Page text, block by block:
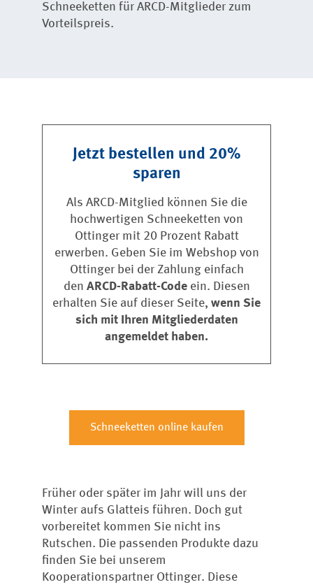
Schneeketten für ARCD-Mitglieder zum
Vorteilspreis.
Jetzt bestellen und 20%
sparen
Als ARCD-Mitglied können Sie die
hochwertigen Schneeketten von
Ottinger mit 20 Prozent Rabatt
erwerben. Geben Sie im Webshop von
Ottinger bei der Zahlung einfach
den ARCD-Rabatt-Codeein. Diesen
erhalten Sie auf dieser Seite, wenn Sie
sich mit Ihren Mitgliederdaten
angemeldet haben.
Schneeketten online kaufen
Früher oder später im Jahr will uns der
Winter aufs Glatteis führen. Doch gut
vorbereitet kommen Sie nicht ins
Rutschen. Die passenden Produkte dazu
finden Sie bei unserem
Kooperationspartner Ottinger. Diese